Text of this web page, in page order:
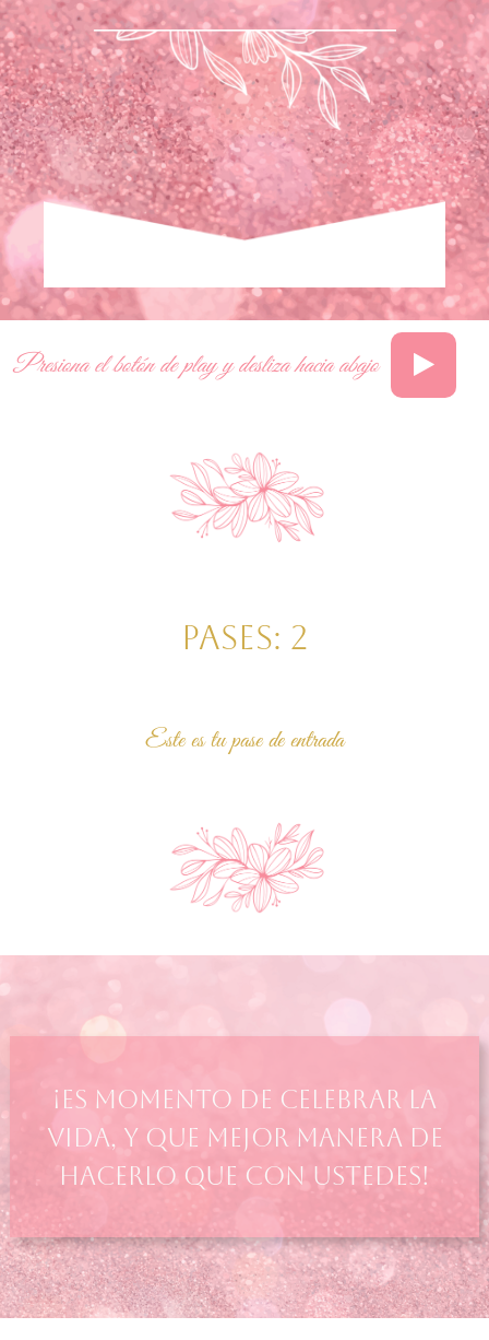
Presiona el botón de play y desliza hacia abajo
Pases: 2
Este es tu pase de entrada
¡Es momento de celebrar la
vida, y que mejor manera de
hacerlo que con ustedes!